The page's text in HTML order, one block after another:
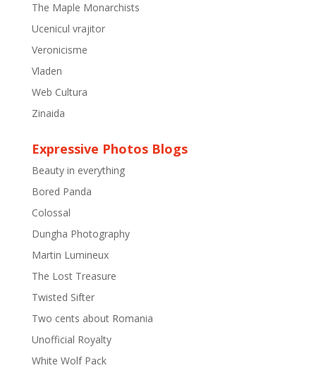
The Maple Monarchists
Ucenicul vrajitor
Veronicisme
Vladen
Web Cultura
Zinaida
Expressive Photos Blogs
Beauty in everything
Bored Panda
Colossal
Dungha Photography
Martin Lumineux
The Lost Treasure
Twisted Sifter
Two cents about Romania
Unofficial Royalty
White Wolf Pack